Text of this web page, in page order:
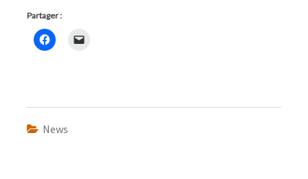
Partager :
News